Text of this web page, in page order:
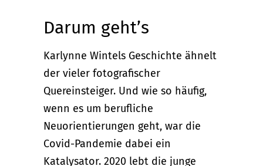
Darum geht’s
Karlynne Wintels Geschichte ähnelt
der vieler fotografischer
Quereinsteiger. Und wie so häufig,
wenn es um berufliche
Neuorientierungen geht, war die
Covid-Pandemie dabei ein
Katalysator. 2020 lebt die junge